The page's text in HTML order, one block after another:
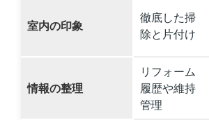
室内の印象
徹底した掃
除と片付け
情報の整理
リフォーム
履歴や維持
管理